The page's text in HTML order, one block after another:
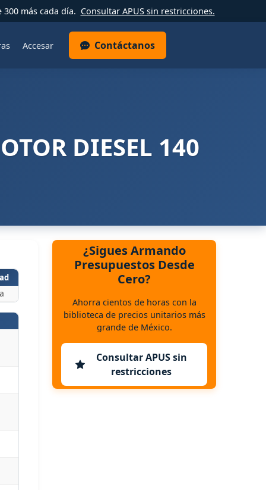
más cada día. Consultar APUS sin restricciones.
Accesar Contáctanos
DIESEL 140
¿Sigues Armando
Presupuestos Desde
Cero?
Ahorra cientos de horas con la
biblioteca de precios unitarios más
grande de México.
Consultar APUS sin
restricciones